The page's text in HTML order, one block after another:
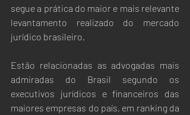
segue a prática do maior e mais relevante
levantamento realizado do mercado
jurídico brasileiro.
Estão relacionadas as advogadas mais
admiradas do Brasil segundo os
executivos jurídicos e financeiros das
maiores empresas do país, em ranking da